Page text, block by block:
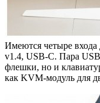
Имеются четыре входа
v1.4, USB-C. Пара
флешки, но и
как KVM-модуль для